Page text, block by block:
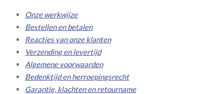
Onze werkwijze
Bestellen en betalen
Reacties van onze klanten
Verzending en levertijd
Algemene voorwaarden
Bedenktijd en herroepingsrecht
Garantie, klachten en retourname